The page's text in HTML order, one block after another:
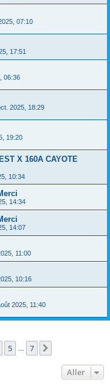
07:10
17:51
06:36
2025, 18:29
19:20
X 160A CAYOTE
10:34
14:34
14:07
11:00
10:16
2025, 11:40
5 7
Aller